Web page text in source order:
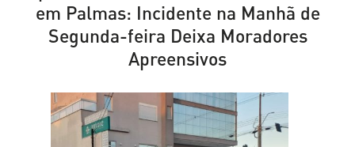
em Palmas: Incidente na Manhã de
Segunda-feira Deixa Moradores
Apreensivos